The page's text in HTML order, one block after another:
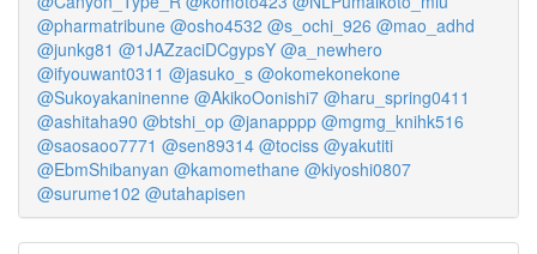
@pharmatribune @osho4532 @s_ochi_926 @mao_adhd
@junkg81 @1JAZzaciDCgypsY @a_newhero
@ifyouwant0311 @jasuko_s @okomekonekone
@Sukoyakaninenne @AkikoOonishi7 @haru_spring0411
@ashitaha90 @btshi_op @janapppp @mgmg_knihk516
@saosaoo7771 @sen89314 @tociss @yakutiti
@EbmShibanyan @kamomethane @kiyoshi0807
@surume102 @utahapisen